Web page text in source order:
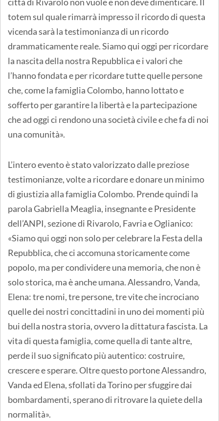
totem sul quale rimarrà impresso il ricordo di questa
vicenda sarà la testimonianza di un ricordo
drammaticamente reale. Siamo qui oggi per ricordare
la nascita della nostra Repubblica e i valori che
l’hanno fondata e per ricordare tutte quelle persone
che, come la famiglia Colombo, hanno lottato e
sofferto per garantire la libertà e la partecipazione
che ad oggi ci rendono una società civile e che fa di noi
una comunità».
L’intero evento è stato valorizzato dalle preziose
testimonianze, volte a ricordare e donare un minimo
di giustizia alla famiglia Colombo. Prende quindi la
parola Gabriella Meaglia, insegnante e Presidente
dell’ANPI, sezione di Rivarolo, Favria e Oglianico:
«Siamo qui oggi non solo per celebrare la Festa della
Repubblica, che ci accomuna storicamente come
popolo, ma per condividere una memoria, che non è
solo storica, ma è anche umana. Alessandro, Vanda,
Elena: tre nomi, tre persone, tre vite che incrociano
quelle dei nostri concittadini in uno dei momenti più
bui della nostra storia, ovvero la dittatura fascista. La
vita di questa famiglia, come quella di tante altre,
perde il suo significato più autentico: costruire,
crescere e sperare. Oltre questo portone Alessandro,
Vanda ed Elena, sfollati da Torino per sfuggire dai
bombardamenti, sperano di ritrovare la quiete della
normalità».